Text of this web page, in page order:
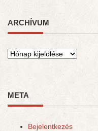
ARCHÍVUM
Archívum
META
Bejelentkezés